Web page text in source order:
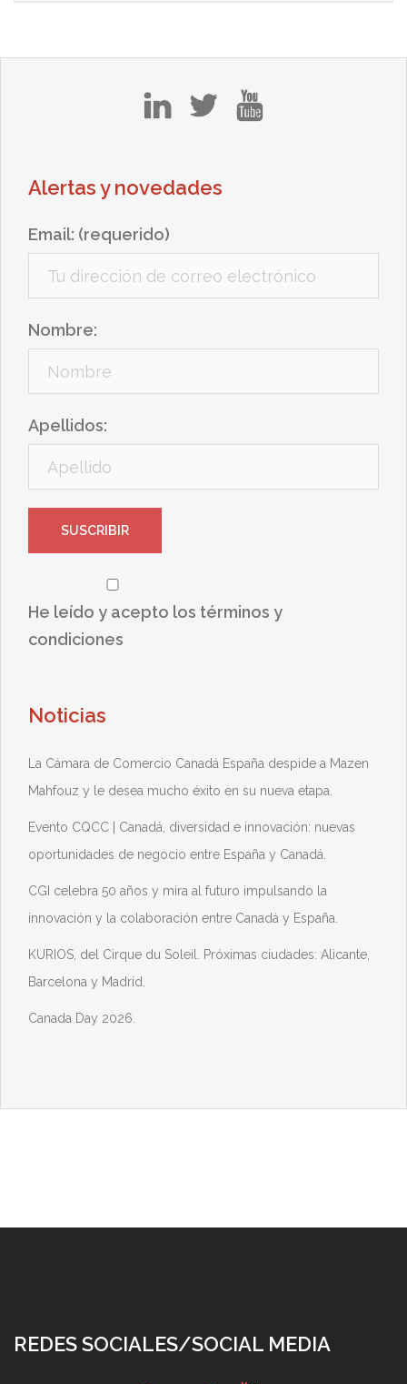
Alertas y novedades
Email: (requerido)
Nombre:
Apellidos:
He leído y acepto los términos y
condiciones
Noticias
La Cámara de Comercio Canadá España despide a Mazen
Mahfouz y le desea mucho éxito en su nueva etapa.
Evento CQCC | Canadá, diversidad e innovación: nuevas
oportunidades de negocio entre España y Canadá.
CGI celebra 50 años y mira al futuro impulsando la
innovación y la colaboración entre Canadá y España.
KURIOS, del Cirque du Soleil. Próximas ciudades: Alicante,
Barcelona y Madrid.
Canada Day 2026.
REDES SOCIALES/SOCIAL MEDIA